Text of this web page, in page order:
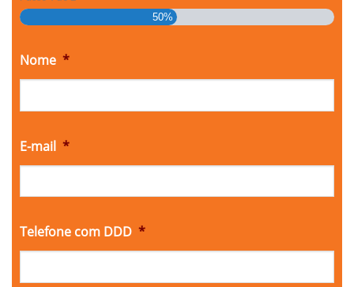
50%
Nome *
E-mail *
Telefone com DDD *